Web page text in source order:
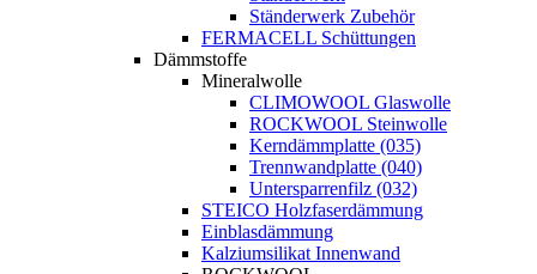
Ständerwerk Zubehör
FERMACELL Schüttungen
Dämmstoffe
Mineralwolle
CLIMOWOOL Glaswolle
ROCKWOOL Steinwolle
Kerndämmplatte (035)
Trennwandplatte (040)
Untersparrenfilz (032)
STEICO Holzfaserdämmung
Einblasdämmung
Kalziumsilikat Innenwand